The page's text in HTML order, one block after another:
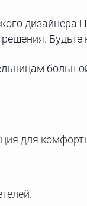
дизайнера
для